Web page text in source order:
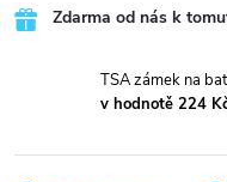
Zdarma od nás k
TSA zámek na
v hodnotě 224